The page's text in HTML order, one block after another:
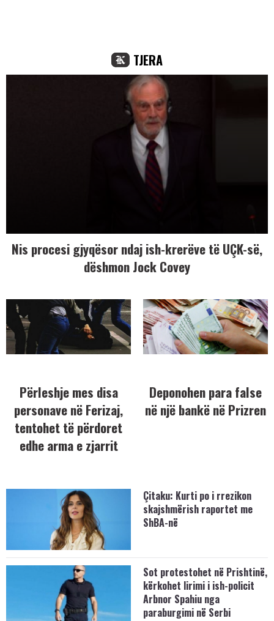
TJERA
Nis procesi gjyqësor ndaj ish-krerëve të UÇK-së,
dëshmon Jock Covey
Përleshje mes disa
personave në Ferizaj,
tentohet të përdoret
edhe arma e zjarrit
Deponohen para false
në një bankë në Prizren
Çitaku: Kurti po i rrezikon
skajshmërish raportet me
ShBA-në
Sot protestohet në Prishtinë,
kërkohet lirimi i ish-policit
Arbnor Spahiu nga
paraburgimi në Serbi